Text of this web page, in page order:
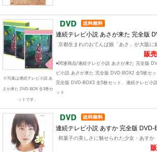
※写真は連続テレビ小説 あ
さが来た DVD-BOX 全3巻セ
ットです。
連続テレビ小説 あさが来た 完全版
京都生まれのおてんば娘「あさ」が大阪に
販
●関連商品/連続テレビ小説 あさが来た 完全版
ビ小説 あさが来た 完全版 DVD-BOX2 全5枚セ
完全版 DVD-BOX3 全5枚セット、連続テレビ小
ット
連続テレビ小説 あすか 完全版 DVD-
和菓子の美しさに魅せられた少女・あすか